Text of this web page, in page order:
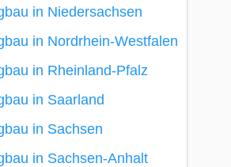
in Niedersachsen
in Nordrhein-Westfalen
in Rheinland-Pfalz
in Saarland
in Sachsen
in Sachsen-Anhalt